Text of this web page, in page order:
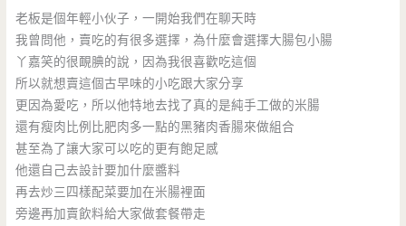
老板是個年輕小伙子，一開始我們在聊天時
我曾問他，賣吃的有很多選擇，為什麼會選擇大腸包小腸
丫嘉笑的很靦腆的說，因為我很喜歡吃這個
所以就想賣這個古早味的小吃跟大家分享
更因為愛吃，所以他特地去找了真的是純手工做的米腸
還有瘦肉比例比肥肉多一點的黑豬肉香腸來做組合
甚至為了讓大家可以吃的更有飽足感
他還自己去設計要加什麼醬料
再去炒三四樣配菜要加在米腸裡面
旁邊再加賣飲料給大家做套餐帶走